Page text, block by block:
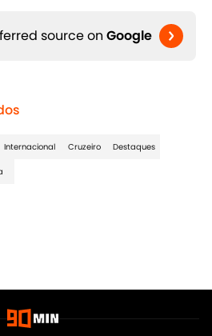
source on Google
Internacional Cruzeiro Destaques